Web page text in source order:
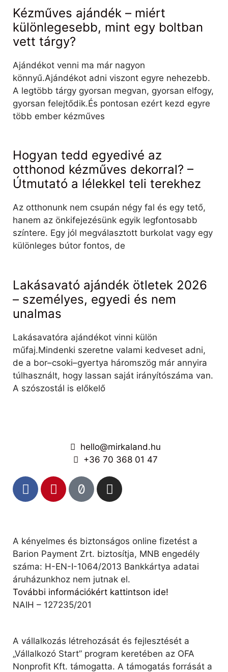
Kézműves ajándék – miért
különlegesebb, mint egy boltban
vett tárgy?
Ajándékot venni ma már nagyon
könnyű.Ajándékot adni viszont egyre nehezebb.
A legtöbb tárgy gyorsan megvan, gyorsan elfogy,
gyorsan felejtődik.És pontosan ezért kezd egyre
több ember kézműves
Hogyan tedd egyedivé az
otthonod kézműves dekorral? –
Útmutató a lélekkel teli terekhez
Az otthonunk nem csupán négy fal és egy tető,
hanem az önkifejezésünk egyik legfontosabb
színtere. Egy jól megválasztott burkolat vagy egy
különleges bútor fontos, de
Lakásavató ajándék ötletek 2026
– személyes, egyedi és nem
unalmas
Lakásavatóra ajándékot vinni külön
műfaj.Mindenki szeretne valami kedveset adni,
de a bor–csoki–gyertya háromszög már annyira
túlhasznált, hogy lassan saját irányítószáma van.
A szószostál is előkelő
hello@mirkaland.hu
+36 70 368 01 47
A kényelmes és biztonságos online fizetést a
Barion Payment Zrt. biztosítja, MNB engedély
száma: H-EN-I-1064/2013 Bankkártya adatai
áruházunkhoz nem jutnak el.
További információkért kattintson ide!
NAIH – 127235/201
A vállalkozás létrehozását és fejlesztését a
„Vállalkozó Start” program keretében az OFA
Nonprofit Kft. támogatta. A támogatás forrását a